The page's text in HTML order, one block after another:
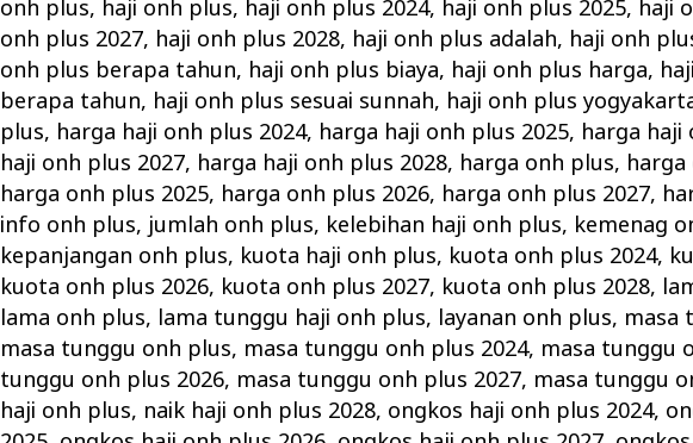
onh plus, haji onh plus, haji onh plus 2024, haji onh plus 2025, haji
onh plus 2027, haji onh plus 2028, haji onh plus adalah, haji onh
onh plus berapa tahun, haji onh plus biaya, haji onh plus harga,
berapa tahun, haji onh plus sesuai sunnah, haji onh plus
plus, harga haji onh plus 2024, harga haji onh plus 2025, harga haji
haji onh plus 2027, harga haji onh plus 2028, harga onh plus, harga
harga onh plus 2025, harga onh plus 2026, harga onh plus 2027,
info onh plus, jumlah onh plus, kelebihan haji onh plus, kemenag
kepanjangan onh plus, kuota haji onh plus, kuota onh plus 2024,
kuota onh plus 2026, kuota onh plus 2027, kuota onh plus 2028,
lama onh plus, lama tunggu haji onh plus, layanan onh plus, masa
masa tunggu onh plus, masa tunggu onh plus 2024, masa tunggu
tunggu onh plus 2026, masa tunggu onh plus 2027, masa tunggu
haji onh plus, naik haji onh plus 2028, ongkos haji onh plus 2024,